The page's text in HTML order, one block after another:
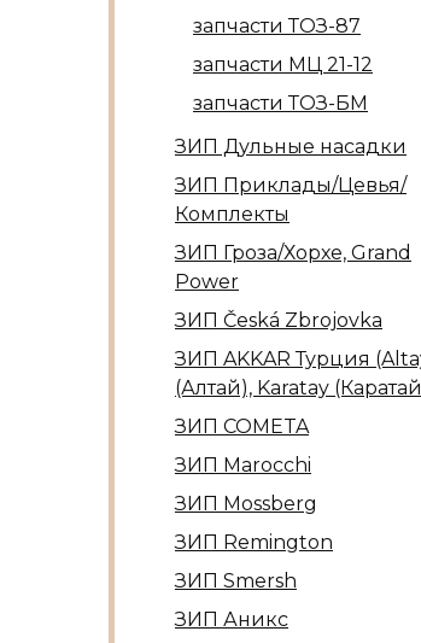
запчасти ТОЗ-87
запчасти МЦ 21-12
запчасти ТОЗ-БМ
ЗИП Дульные насадки
ЗИП Приклады/Цевья/
Комплекты
ЗИП Гроза/Хорхе, Grand
Power
ЗИП Česká Zbrojovka
ЗИП AKKAR Турция
(Алтай), Karatay
ЗИП COMETA
ЗИП Marocсhi
ЗИП Mossberg
ЗИП Remington
ЗИП Smersh
ЗИП Аникс